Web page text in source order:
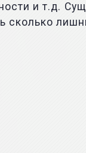
и т.д.